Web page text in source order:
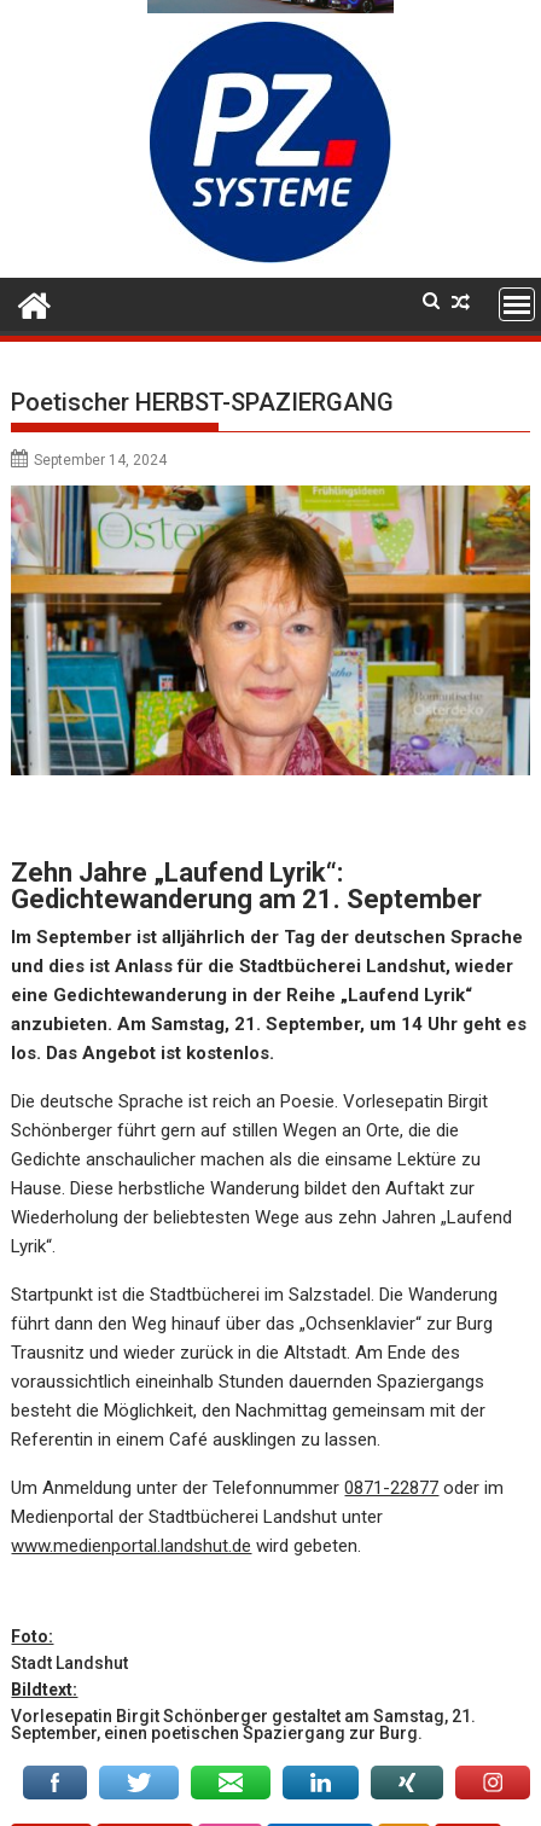
Poetischer HERBST-SPAZIERGANG
September 14, 2024
Zehn Jahre „Laufend Lyrik“:
Gedichtewanderung am 21. September
Im September ist alljährlich der Tag der deutschen Sprache
und dies ist Anlass für die Stadtbücherei Landshut, wieder
eine Gedichtewanderung in der Reihe „Laufend Lyrik“
anzubieten. Am Samstag, 21. September, um 14 Uhr geht es
los. Das Angebot ist kostenlos.
Die deutsche Sprache ist reich an Poesie. Vorlesepatin Birgit
Schönberger führt gern auf stillen Wegen an Orte, die die
Gedichte anschaulicher machen als die einsame Lektüre zu
Hause. Diese herbstliche Wanderung bildet den Auftakt zur
Wiederholung der beliebtesten Wege aus zehn Jahren „Laufend
Lyrik“.
Startpunkt ist die Stadtbücherei im Salzstadel. Die Wanderung
führt dann den Weg hinauf über das „Ochsenklavier“ zur Burg
Trausnitz und wieder zurück in die Altstadt. Am Ende des
voraussichtlich eineinhalb Stunden dauernden Spaziergangs
besteht die Möglichkeit, den Nachmittag gemeinsam mit der
Referentin in einem Café ausklingen zu lassen.
Um Anmeldung unter der Telefonnummer0871-22877 oder im
Medienportal der Stadtbücherei Landshut unter
www.medienportal.landshut.de wird gebeten.
Foto:
Stadt Landshut
Bildtext:
Vorlesepatin Birgit Schönberger gestaltet am Samstag, 21.
September, einen poetischen Spaziergang zur Burg.